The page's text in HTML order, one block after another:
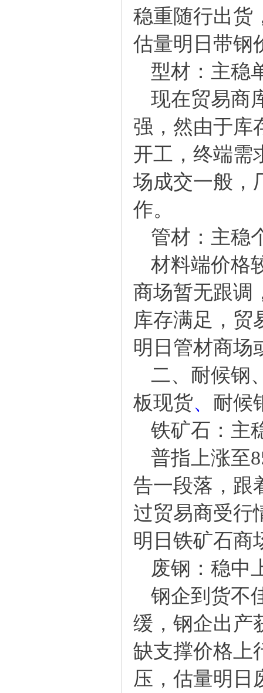
稳重随行出货
估量明日带钢
型材：主稳
现在贸易商
强，然由于库
开工，终端需
场成交一般，
作。
管材：主稳
材料端价格
商场暂无跟调
库存满足，贸
明日管材商场
二、 耐候钢
板现货、 耐候
铁矿石：主
普指上涨至
告一段落，跟
过贸易商受行
明日铁矿石商
废钢：稳中
钢企到货不
缓，钢企出产
缺支撑价格上
压，估量明日